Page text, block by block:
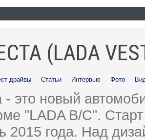
(LADA
драйвы · Статьи · Интервью · Фото ·
- это новый
"LADA B/C".
2015 года. Над